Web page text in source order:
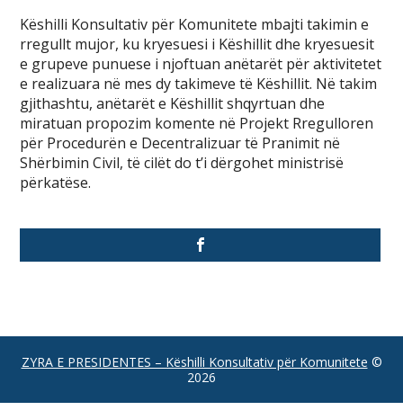
Këshilli Konsultativ për Komunitete mbajti takimin e
rregullt mujor, ku kryesuesi i Këshillit dhe kryesuesit
e grupeve punuese i njoftuan anëtarët për aktivitetet
e realizuara në mes dy takimeve të Këshillit. Në takim
gjithashtu, anëtarët e Këshillit shqyrtuan dhe
miratuan propozim komente në Projekt Rregulloren
për Procedurën e Decentralizuar të Pranimit në
Shërbimin Civil, të cilët do t’i dërgohet ministrisë
përkatëse.
ZYRA E PRESIDENTES – Këshilli Konsultativ për Komunitete ©
2026